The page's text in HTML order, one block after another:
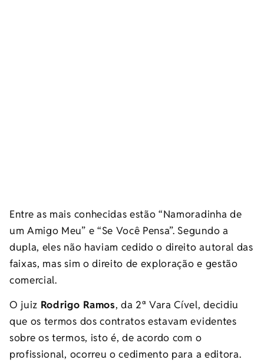
Entre as mais conhecidas estão “Namoradinha de
um Amigo Meu” e “Se Você Pensa”. Segundo a
dupla, eles não haviam cedido o direito autoral das
faixas, mas sim o direito de exploração e gestão
comercial.
O juiz Rodrigo Ramos, da 2ª Vara Cível, decidiu
que os termos dos contratos estavam evidentes
sobre os termos, isto é, de acordo com o
profissional, ocorreu o cedimento para a editora.